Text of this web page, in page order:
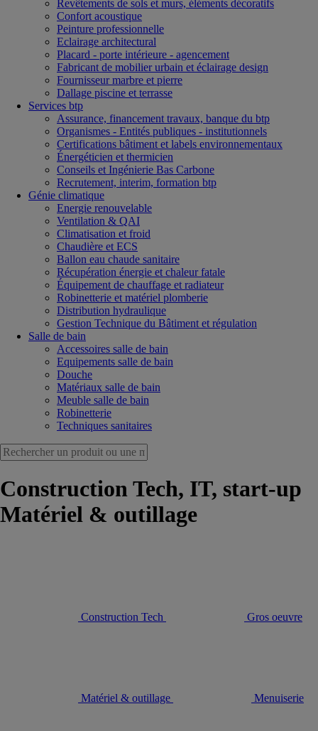
Revêtements de sols et murs, éléments décoratifs
Confort acoustique
Peinture professionnelle
Eclairage architectural
Placard - porte intérieure - agencement
Fabricant de mobilier urbain et éclairage design
Fournisseur marbre et pierre
Dallage piscine et terrasse
Services btp
Assurance, financement travaux, banque du btp
Organismes - Entités publiques - institutionnels
Certifications bâtiment et labels environnementaux
Énergéticien et thermicien
Conseils et Ingénierie Bas Carbone
Recrutement, interim, formation btp
Génie climatique
Energie renouvelable
Ventilation & QAI
Climatisation et froid
Chaudière et ECS
Ballon eau chaude sanitaire
Récupération énergie et chaleur fatale
Équipement de chauffage et radiateur
Robinetterie et matériel plomberie
Distribution hydraulique
Gestion Technique du Bâtiment et régulation
Salle de bain
Accessoires salle de bain
Equipements salle de bain
Douche
Matériaux salle de bain
Meuble salle de bain
Robinetterie
Techniques sanitaires
Construction Tech, IT, start-up
Matériel & outillage
Construction Tech Gros oeuvre
Matériel & outillage Menuiserie